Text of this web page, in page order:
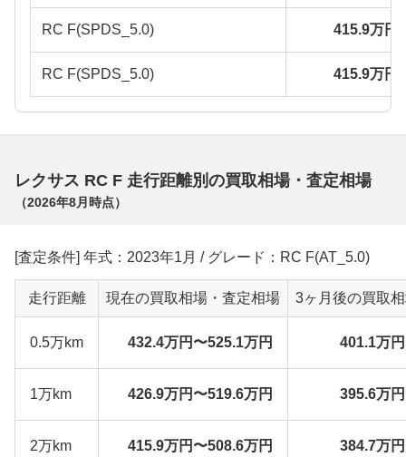
RC F(SPDS_5.0) 415.9万円
RC F(SPDS_5.0) 415.9万円
レクサス RC F 走行距離別の買取相場・査定相場
（2026年8月 時点）
[査定条件] 年式：2023年1月 / グレード：RC F(AT_5.0)
走行距離 現在の買取相場・査定相場 3ヶ月後の買取
0.5万km 432.4万円〜525.1万円 401.1万
1万km 426.9万円〜519.6万円 395.6万
2万km 415.9万円〜508.6万円 384.7万